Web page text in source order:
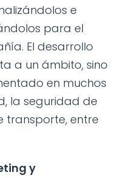
e
para el
El desarrollo
a un ámbito, sino
en muchos
la seguridad de
transporte, entre
y